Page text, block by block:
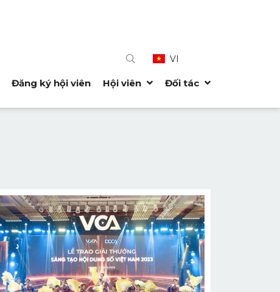
VI
Đăng ký hội viên Hội viên Đối tác